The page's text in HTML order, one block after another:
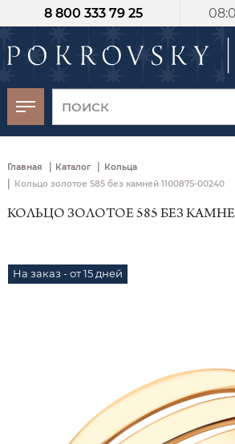
8 800 333 79 25
Главная | Каталог | Кольца
| Кольцо золотое 585 без камней 1100875-00240
КОЛЬЦО ЗОЛОТОЕ 585 БЕЗ
На заказ - от 15 дней
-30%
от 15 дней с
момента оплаты